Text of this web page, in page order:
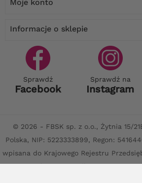
Moje konto
Informacje o sklepie
Sprawdź
Facebook
Sprawdź na
Instagram
© 2026 - FBSK sp. z o.o., Żytnia 15/
Polska, NIP: 5223333899, Regon:
wpisana do Krajowego Rejestru
przez Sąd Rejonowy dla Warszawy, XII